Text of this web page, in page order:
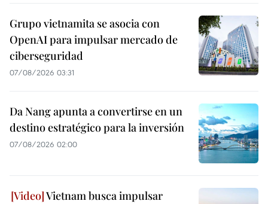
Grupo vietnamita se asocia con
OpenAI para impulsar mercado de
ciberseguridad
07/08/2026 03:31
Da Nang apunta a convertirse en un
destino estratégico para la inversión
07/08/2026 02:00
Vietnam busca impulsar